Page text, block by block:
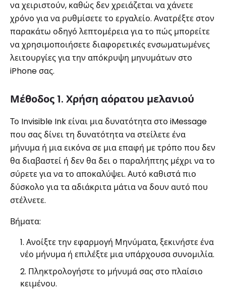
να χειριστούν, καθώς δεν χρειάζεται να χάνετε
χρόνο για να ρυθμίσετε το εργαλείο. Ανατρέξτε στον
παρακάτω οδηγό λεπτομέρεια για το πώς μπορείτε
να χρησιμοποιήσετε διαφορετικές ενσωματωμένες
λειτουργίες για την απόκρυψη μηνυμάτων στο
iPhone σας.
Μέθοδος 1. Χρήση αόρατου μελανιού
Το Invisible Ink είναι μια δυνατότητα στο iMessage
που σας δίνει τη δυνατότητα να στείλετε ένα
μήνυμα ή μια εικόνα σε μια επαφή με τρόπο που δεν
θα διαβαστεί ή δεν θα δει ο παραλήπτης μέχρι να το
σύρετε για να το αποκαλύψει. Αυτό καθιστά πιο
δύσκολο για τα αδιάκριτα μάτια να δουν αυτό που
στέλνετε.
Βήματα:
Ανοίξτε την εφαρμογή Μηνύματα, ξεκινήστε ένα
νέο μήνυμα ή επιλέξτε μια υπάρχουσα συνομιλία.
Πληκτρολογήστε το μήνυμά σας στο πλαίσιο
κειμένου.